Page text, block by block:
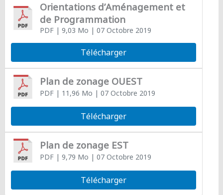
Orientations d’Aménagement et
de Programmation
PDF| 9,03 Mo | 07 Octobre 2019
Télécharger
Plan de zonage OUEST
PDF| 11,96 Mo | 07 Octobre 2019
Télécharger
Plan de zonage EST
PDF| 9,79 Mo | 07 Octobre 2019
Télécharger